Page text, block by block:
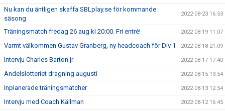
Nu kan du äntligen skaffa SBLplay.se för kommande
säsong
2022-08-23 16:53
Träningsmatch fredag 26 aug kl 20:00. Fri entré! 2022-08-19 11:07
Varmt välkommen Gustav Granberg, ny headcoach för Div 1 2022-08-18 21:09
Intervju Charles Barton jr 2022-08-17 17:40
Andelslotteriet dragning augusti 2022-08-15 13:54
Inplanerade träningsmatcher 2022-08-13 12:54
Intervju med Coach Källman 2022-08-12 16:45